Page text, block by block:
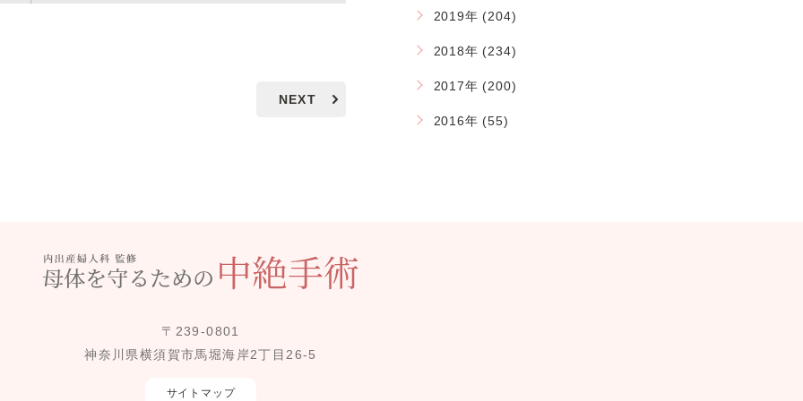
NEXT
2019年 (204)
2018年 (234)
2017年 (200)
2016年 (55)
〒239-0801
神奈川県横須賀市馬堀海岸2丁目26-5
サイトマップ